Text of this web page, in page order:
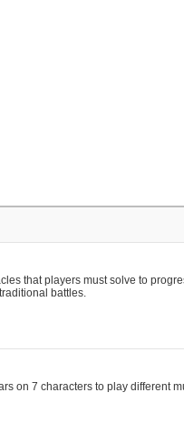
that players must solve to
battles.
on 7 characters to play different